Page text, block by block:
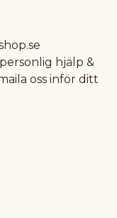
hjälp &
oss inför ditt